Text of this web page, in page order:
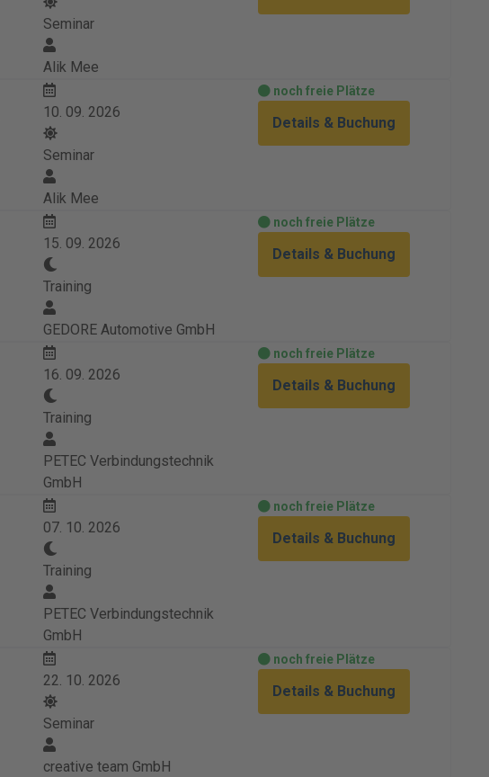
Seminar
Alik Mee
10. 09. 2026
Seminar
Alik Mee
noch freie Plätze
Details & Buchung
15. 09. 2026
Training
GEDORE Automotive GmbH
noch freie Plätze
Details & Buchung
16. 09. 2026
Training
PETEC Verbindungstechnik
GmbH
noch freie Plätze
Details & Buchung
07. 10. 2026
Training
PETEC Verbindungstechnik
GmbH
noch freie Plätze
Details & Buchung
22. 10. 2026
Seminar
creative team GmbH
noch freie Plätze
Details & Buchung